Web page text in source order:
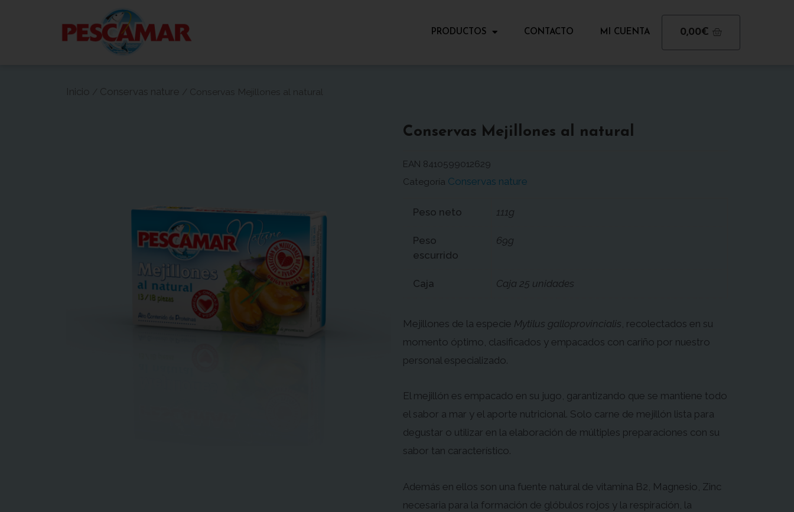
PRODUCTOS CONTACTO MI CUENTA 0,00€ CARRITO
Inicio / Conservas nature / Conservas Mejillones al natural
Conservas Mejillones al natural
EAN 8410599012629
Categoría Conservas nature
Peso neto 111g
Peso
escurrido
69g
Caja Caja 25 unidades
Mejillones de la especie Mytilus galloprovincialis , recolectados en su
momento óptimo, clasificados y empacados con cariño por nuestro
personal especializado.
El mejillón es empacado en su jugo, garantizando que se mantiene todo
el sabor a mar y el aporte nutricional. Solo carne de mejillón lista para
degustar o utilizar en la elaboración de múltiples preparaciones con su
sabor tan característico.
Además en ellos son una fuente natural de vitamina B2, Magnesio, Zinc
necesaria para la formación de glóbulos rojos y la respiración, la